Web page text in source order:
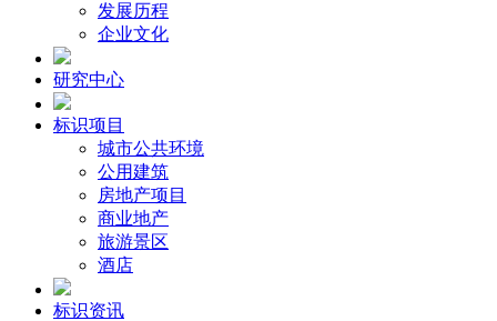
发展历程
企业文化
研究中心
标识项目
城市公共环境
公用建筑
房地产项目
商业地产
旅游景区
酒店
标识资讯